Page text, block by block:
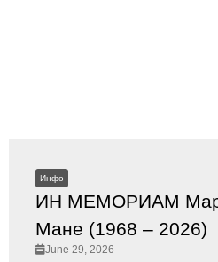
Инфо
ИН МЕМОРИАМ
Мане (1968 – 2026)
June 29, 2026